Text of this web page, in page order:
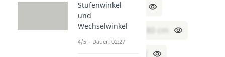
3,6 m = 360 cm
U = 360 cm; a = 80 cm
Stufenwinkel
und
Wechselwinkel
4/5 – Dauer: 02:27